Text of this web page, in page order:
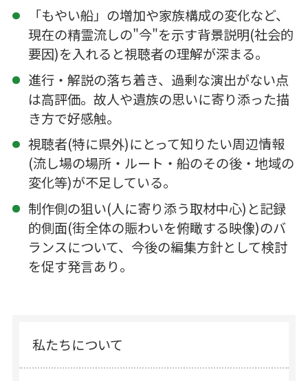
「もやい船」の増加や家族構成の変化など、
現在の精霊流しの"今"を示す背景説明(社会的
要因)を入れると視聴者の理解が深まる。
進行・解説の落ち着き、過剰な演出がない点
は高評価。故人や遺族の思いに寄り添った描
き方で好感触。
視聴者(特に県外)にとって知りたい周辺情報
(流し場の場所・ルート・船のその後・地域の
変化等)が不足している。
制作側の狙い(人に寄り添う取材中心)と記録
的側面(街全体の賑わいを俯瞰する映像)のバ
ランスについて、今後の編集方針として検討
を促す発言あり。
私たちについて